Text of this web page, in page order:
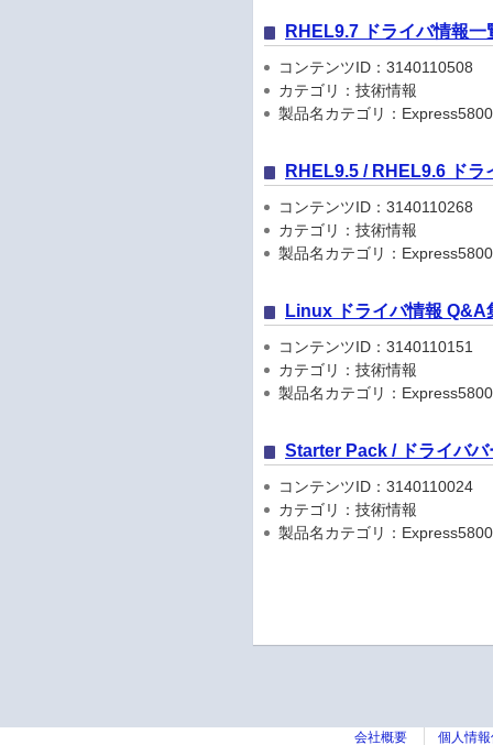
RHEL9.7 ドライバ情報一
コンテンツID：3140110508
カテゴリ：技術情報
製品名カテゴリ：
RHEL9.5 / RHEL9.6 ドラ
コンテンツID：3140110268
カテゴリ：技術情報
製品名カテゴリ：
Linux ドライバ情報 Q&A
コンテンツID：3140110151
カテゴリ：技術情報
製品名カテゴリ：
Starter Pack / ドライババ
コンテンツID：3140110024
カテゴリ：技術情報
製品名カテゴリ：
会社概要 個人情